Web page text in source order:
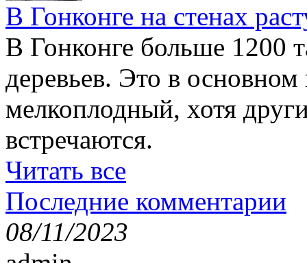
В Гонконге на стенах
В Гонконге больше 1200
деревьев. Это в
мелкоплодный, хотя
встречаются.
Читать все
Последние комментарии
08/11/2023